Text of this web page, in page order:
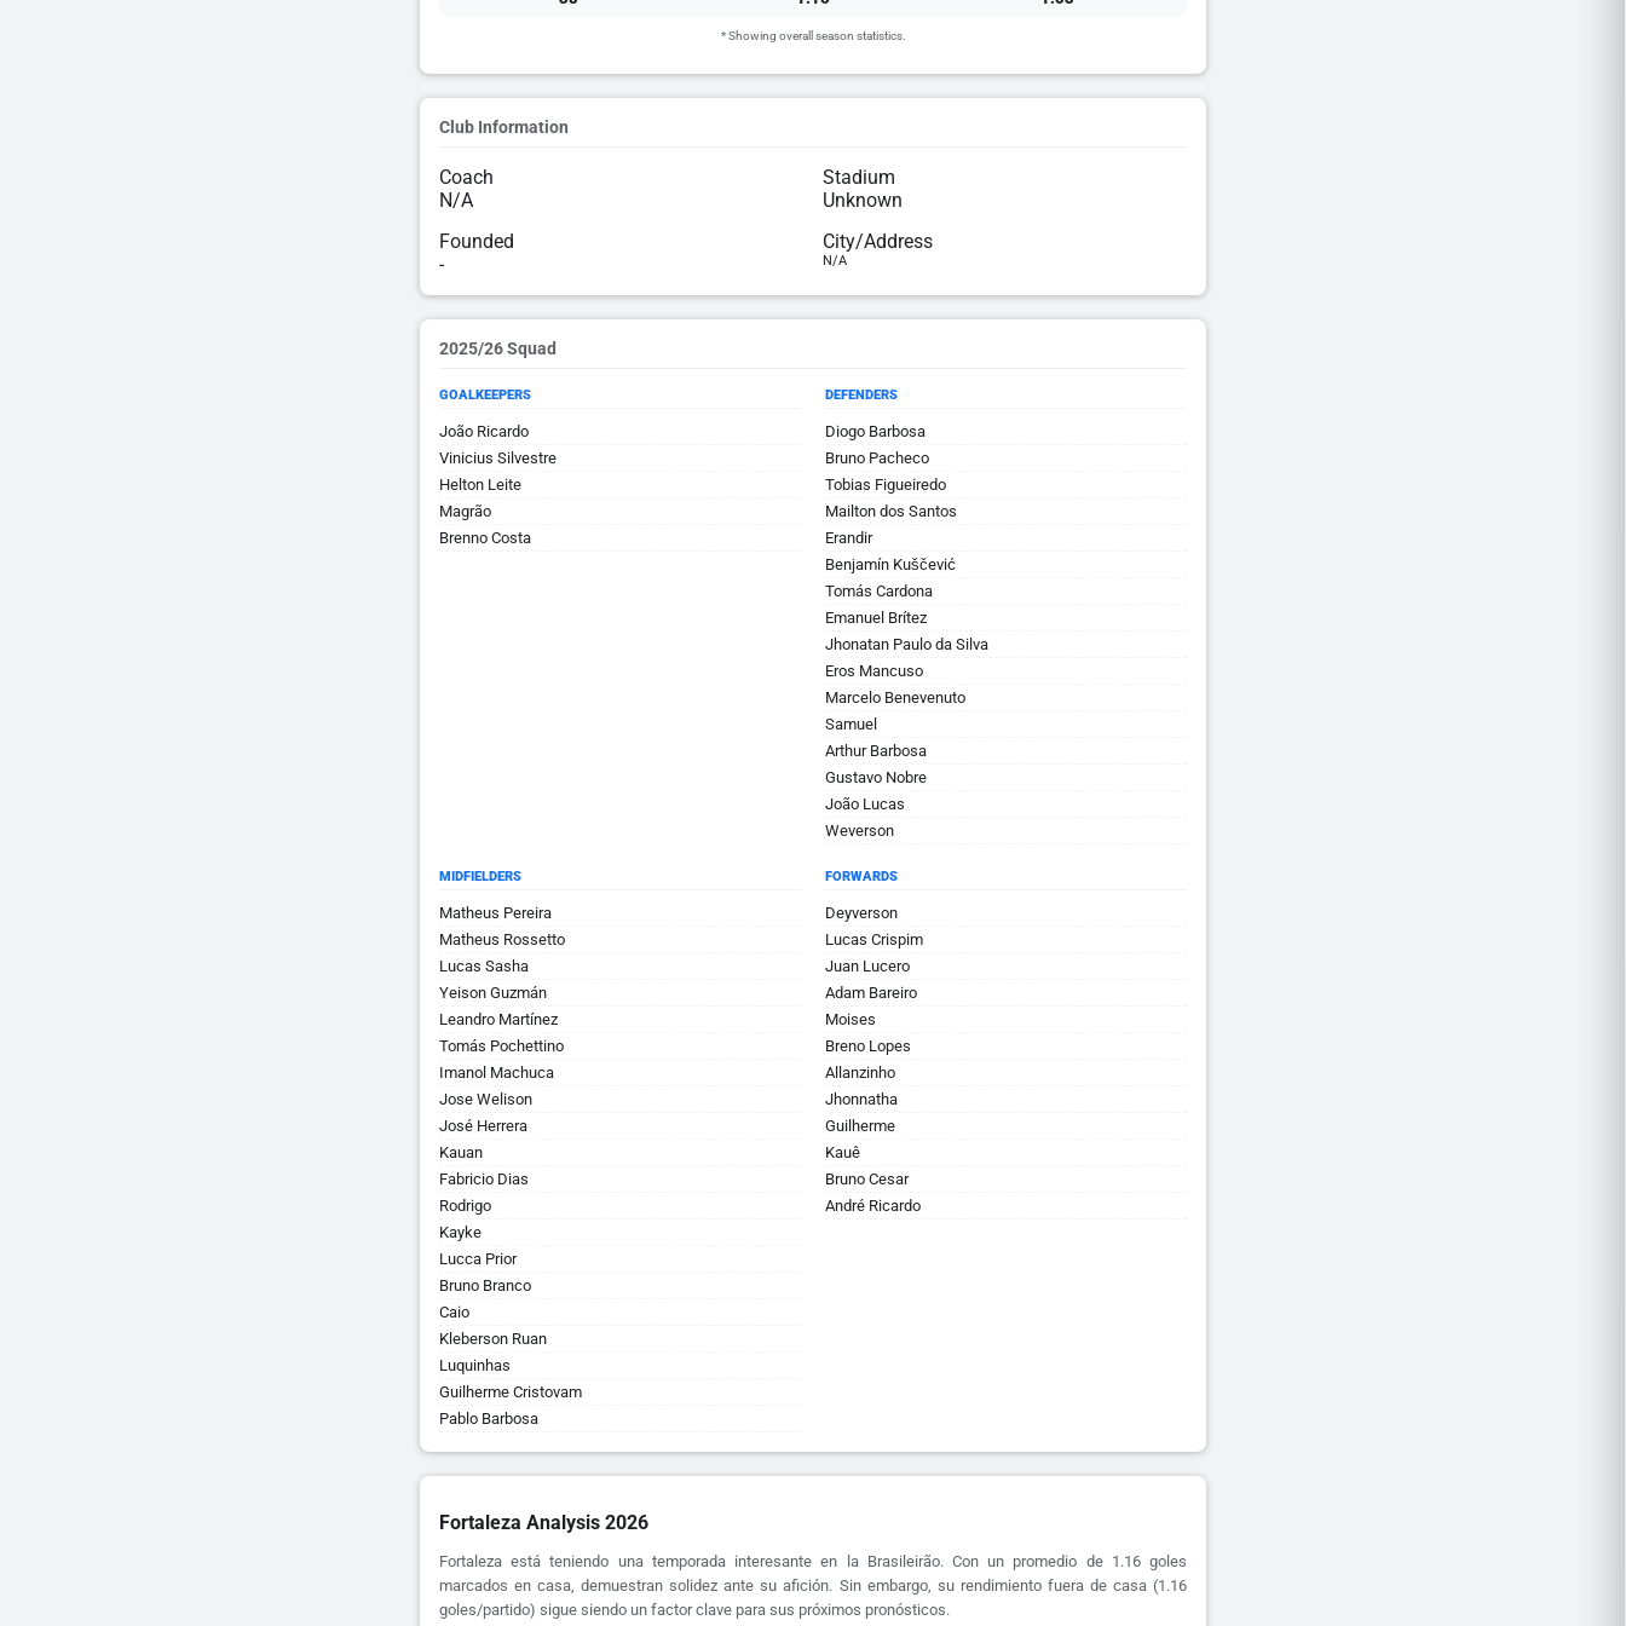
* Showing overall season statistics.
Club Information
Coach
N/A
Stadium
Unknown
Founded
-
City/Address
N/A
2025/26 Squad
GOALKEEPERS
João Ricardo
Vinicius Silvestre
Helton Leite
Magrão
Brenno Costa
DEFENDERS
Diogo Barbosa
Bruno Pacheco
Tobias Figueiredo
Mailton dos Santos
Erandir
Benjamín Kuščević
Tomás Cardona
Emanuel Brítez
Jhonatan Paulo da Silva
Eros Mancuso
Marcelo Benevenuto
Samuel
Arthur Barbosa
Gustavo Nobre
João Lucas
Weverson
MIDFIELDERS
Matheus Pereira
Matheus Rossetto
Lucas Sasha
Yeison Guzmán
Leandro Martínez
Tomás Pochettino
Imanol Machuca
Jose Welison
José Herrera
Kauan
Fabricio Dias
Rodrigo
Kayke
Lucca Prior
Bruno Branco
Caio
Kleberson Ruan
Luquinhas
Guilherme Cristovam
Pablo Barbosa
FORWARDS
Deyverson
Lucas Crispim
Juan Lucero
Adam Bareiro
Moises
Breno Lopes
Allanzinho
Jhonnatha
Guilherme
Kauê
Bruno Cesar
André Ricardo
Fortaleza Analysis 2026
Fortaleza está teniendo una temporada interesante en la Brasileirão. Con un promedio de 1.16 goles
marcados en casa, demuestran solidez ante su afición. Sin embargo, su rendimiento fuera de casa (1.16
goles/partido) sigue siendo un factor clave para sus próximos pronósticos.